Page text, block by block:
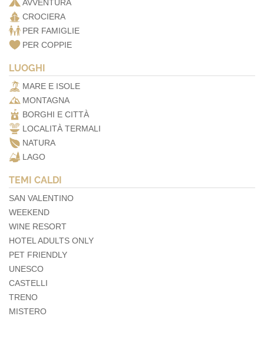
AVVENTURA
CROCIERA
PER FAMIGLIE
PER COPPIE
LUOGHI
MARE E ISOLE
MONTAGNA
BORGHI E CITTÀ
LOCALITÀ TERMALI
NATURA
LAGO
TEMI CALDI
SAN VALENTINO
WEEKEND
WINE RESORT
HOTEL ADULTS ONLY
PET FRIENDLY
UNESCO
CASTELLI
TRENO
MISTERO